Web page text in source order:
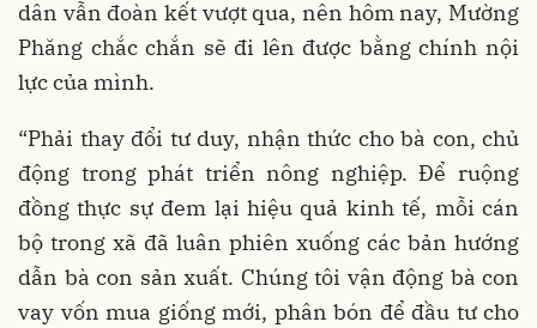
dân vẫn đoàn kết vượt qua, nên hôm nay, Mường
Phăng chắc chắn sẽ đi lên được bằng chính nội
lực của mình.
“Phải thay đổi tư duy, nhận thức cho bà con, chủ
động trong phát triển nông nghiệp. Để ruộng
đồng thực sự đem lại hiệu quả kinh tế, mỗi cán
bộ trong xã đã luân phiên xuống các bản hướng
dẫn bà con sản xuất. Chúng tôi vận động bà con
vay vốn mua giống mới, phân bón để đầu tư cho